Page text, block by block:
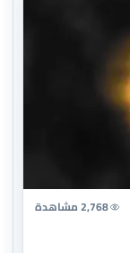
2,768 مشاهدة